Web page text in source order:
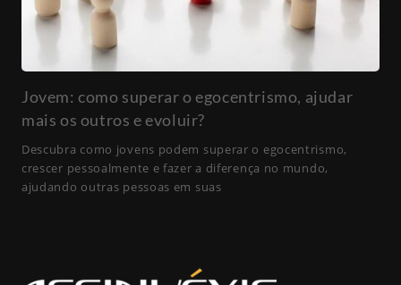
Jovem: como superar o egocentrismo, ajudar
mais os outros e evoluir?
Descubra como jovens podem superar o egocentrismo,
crescer pessoalmente e fazer a diferença no mundo,
ajudando outras pessoas em suas